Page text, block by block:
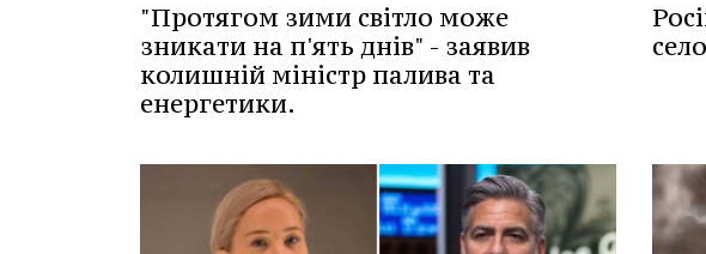
"Протягом зими світло може
зникати на п'ять днів" - заявив
колишній міністр палива та
енергетики.